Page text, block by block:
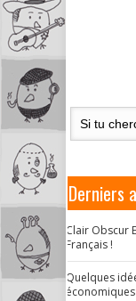
Derniers
Clair Obscur
Français !
Quelques